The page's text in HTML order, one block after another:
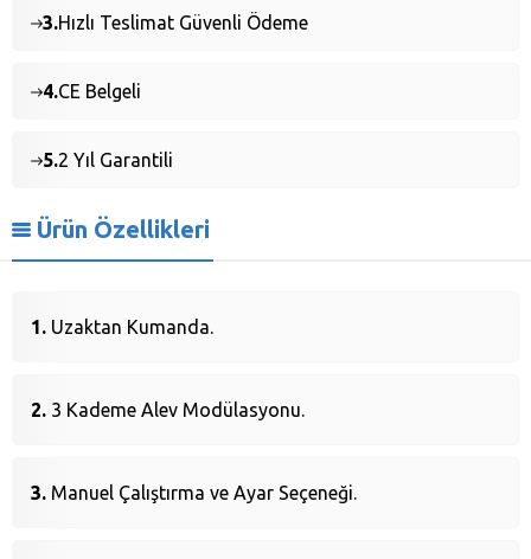
3.Hızlı Teslimat Güvenli Ödeme
4.CE Belgeli
5.2 Yıl Garantili
Ürün Özellikleri
Uzaktan Kumanda.
3 Kademe Alev Modülasyonu.
Manuel Çalıştırma ve Ayar Seçeneği.